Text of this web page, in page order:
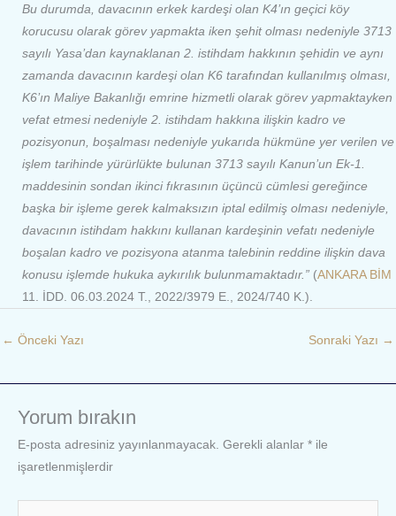
Bu durumda, davacının erkek kardeşi olan K4’ın geçici köy
korucusu olarak görev yapmakta iken şehit olması nedeniyle 3713
sayılı Yasa’dan kaynaklanan 2. istihdam hakkının şehidin ve aynı
zamanda davacının kardeşi olan K6 tarafından kullanılmış olması,
K6’ın Maliye Bakanlığı emrine hizmetli olarak görev yapmaktayken
vefat etmesi nedeniyle 2. istihdam hakkına ilişkin kadro ve
pozisyonun, boşalması nedeniyle yukarıda hükmüne yer verilen ve
işlem tarihinde yürürlükte bulunan 3713 sayılı Kanun’un Ek-1.
maddesinin sondan ikinci fıkrasının üçüncü cümlesi gereğince
başka bir işleme gerek kalmaksızın iptal edilmiş olması nedeniyle,
davacının istihdam hakkını kullanan kardeşinin vefatı nedeniyle
boşalan kadro ve pozisyona atanma talebinin reddine ilişkin dava
konusu işlemde hukuka aykırılık bulunmamaktadır.” (ANKARA BİM
11. İDD. 06.03.2024 T., 2022/3979 E., 2024/740 K.).
← Önceki Yazı Sonraki Yazı →
Yorum bırakın
E-posta adresiniz yayınlanmayacak. Gerekli alanlar * ile
işaretlenmişlerdir